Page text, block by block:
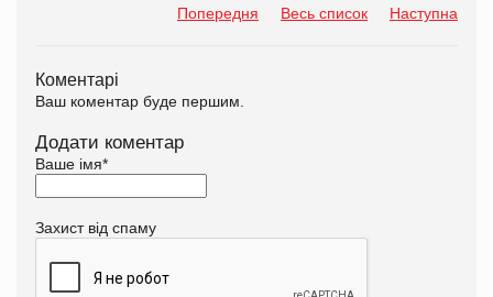
Попередня Весь список Наступна
Коментарі
Ваш коментар буде першим.
Додати коментар
Ваше імя*
Захист від спаму